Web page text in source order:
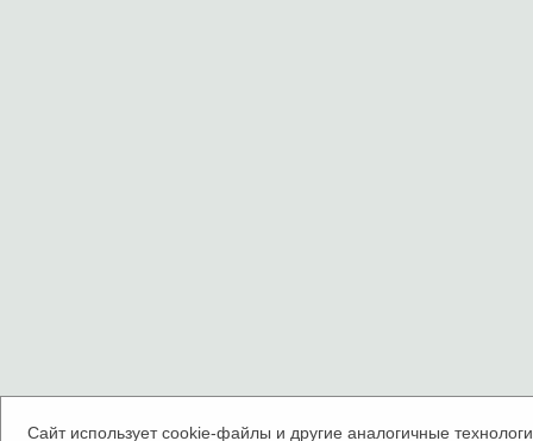
Сайт использует cookie-файлы и другие аналогичные